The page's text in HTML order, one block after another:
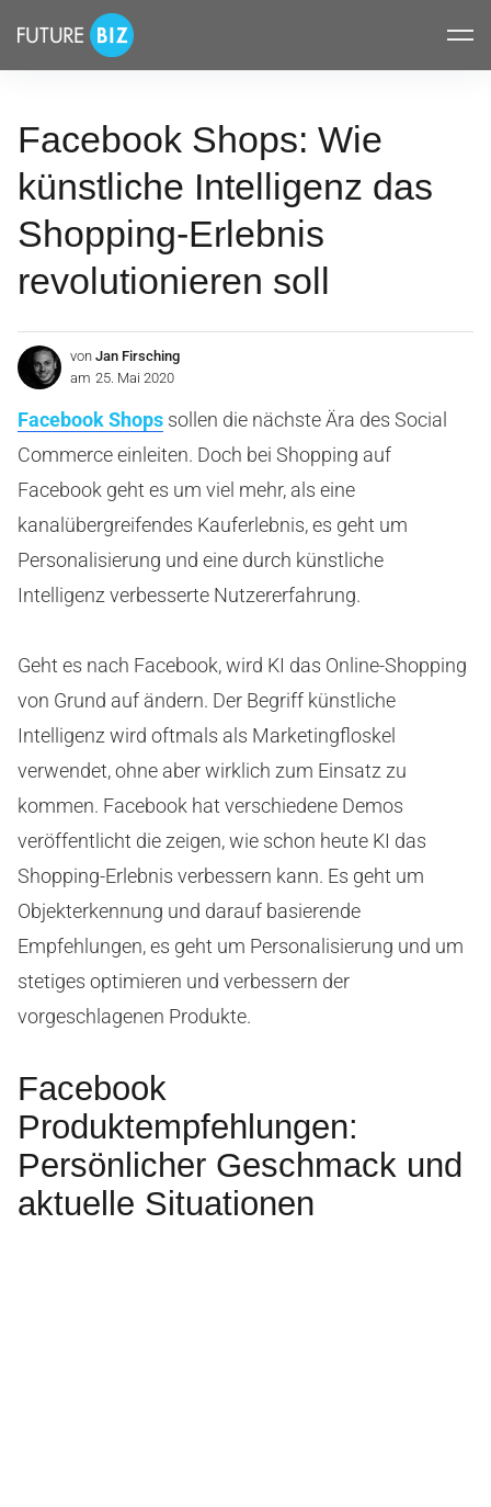
überspringen
FUTUREBIZ
Facebook Shops: Wie
künstliche Intelligenz das
Shopping-Erlebnis
revolutionieren soll
von Jan Firsching
am 25. Mai 2020
Facebook Shops sollen die nächste Ära des Social
Commerce einleiten. Doch bei Shopping auf
Facebook geht es um viel mehr, als eine
kanalübergreifendes Kauferlebnis, es geht um
Personalisierung und eine durch künstliche
Intelligenz verbesserte Nutzererfahrung.
Geht es nach Facebook, wird KI das Online-Shopping
von Grund auf ändern. Der Begriff künstliche
Intelligenz wird oftmals als Marketingfloskel
verwendet, ohne aber wirklich zum Einsatz zu
kommen. Facebook hat verschiedene Demos
veröffentlicht die zeigen, wie schon heute KI das
Shopping-Erlebnis verbessern kann. Es geht um
Objekterkennung und darauf basierende
Empfehlungen, es geht um Personalisierung und um
stetiges optimieren und verbessern der
vorgeschlagenen Produkte.
Facebook
Produktempfehlungen:
Persönlicher Geschmack und
aktuelle Situationen